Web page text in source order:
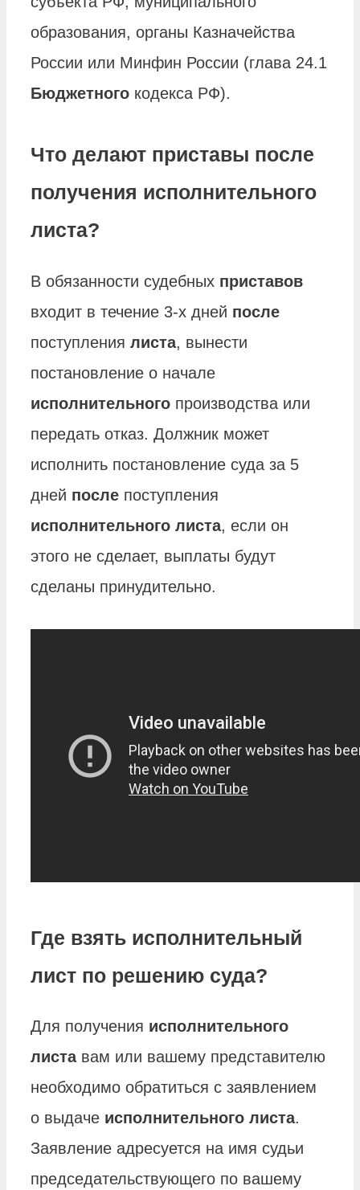
образования, органы Казначейства
России или Минфин России (глава 24.1
Бюджетного кодекса РФ).
Что делают приставы после
получения исполнительного
листа?
В обязанности судебных приставов
входит в течение 3-х дней после
поступления листа, вынести
постановление о начале
исполнительного производства или
передать отказ. Должник может
исполнить постановление суда за 5
дней после поступления
исполнительного листа, если он
этого не сделает, выплаты будут
сделаны принудительно.
Где взять исполнительный
лист по решению суда?
Для получения исполнительного
листавам или вашему представителю
необходимо обратиться с заявлением
о выдаче исполнительного листа.
Заявление адресуется на имя судьи
председательствующего по вашему